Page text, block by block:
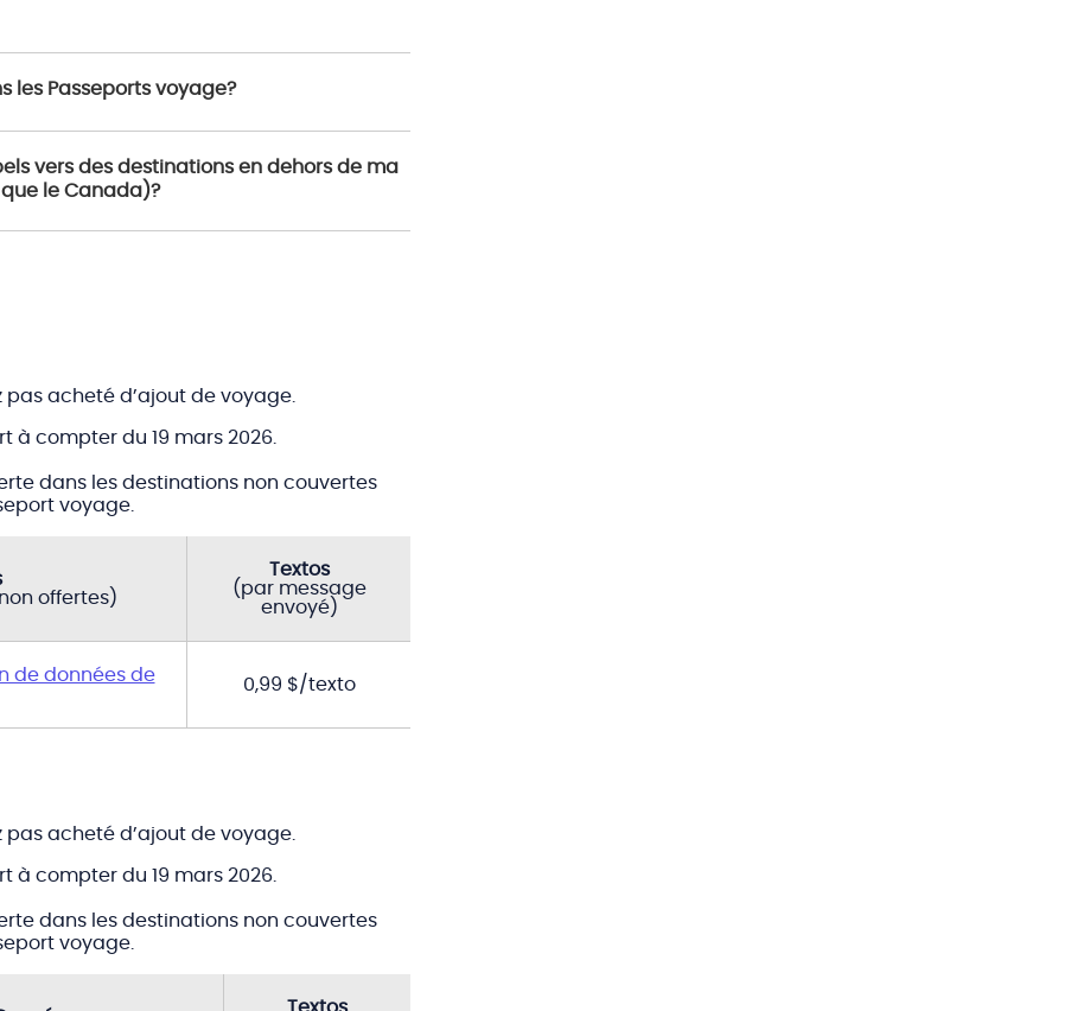
les Passeports voyage?
vers des destinations en dehors de ma
le Canada)?
pas acheté d’ajout de voyage.
à compter du 19 mars 2026.
dans les destinations non couvertes
voyage.
offertes)
Textos
(par message
envoyé)
de données de
0,99 $/texto
pas acheté d’ajout de voyage.
à compter du 19 mars 2026.
dans les destinations non couvertes
voyage.